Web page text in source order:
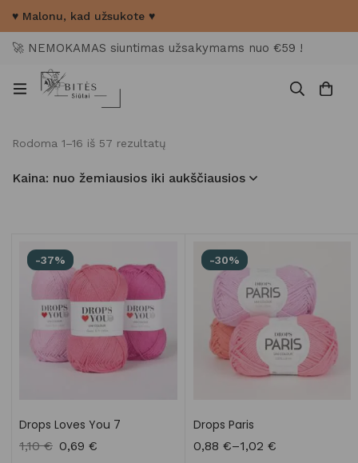
♥ Malonu, kad užsukote ♥
🚀 NEMOKAMAS siuntimas užsakymams nuo €59 !
Rodoma 1–16 iš 57 rezultatų
Kaina: nuo žemiausios iki aukščiausios
-37%
Drops Loves You 7
1,10€ 0,69 €
-30%
Drops Paris
0,88 €–1,02 €